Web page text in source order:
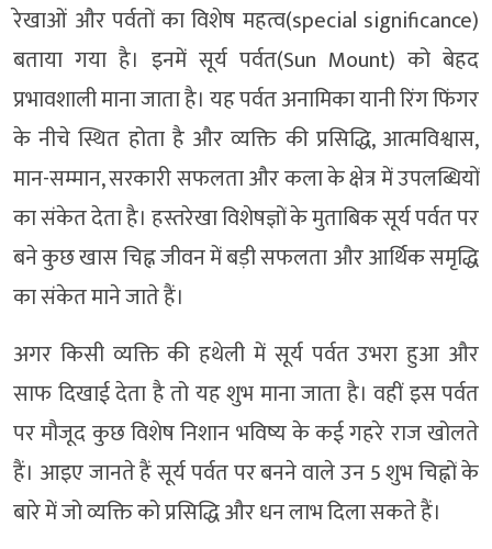
रेखाओं और पर्वतों का विशेष महत्व(special significance)
बताया गया है। इनमें सूर्य पर्वत(Sun Mount) को बेहद
प्रभावशाली माना जाता है। यह पर्वत अनामिका यानी रिंग फिंगर
के नीचे स्थित होता है और व्यक्ति की प्रसिद्धि, आत्मविश्वास,
मान-सम्मान, सरकारी सफलता और कला के क्षेत्र में उपलब्धियों
का संकेत देता है। हस्तरेखा विशेषज्ञों के मुताबिक सूर्य पर्वत पर
बने कुछ खास चिह्न जीवन में बड़ी सफलता और आर्थिक समृद्धि
का संकेत माने जाते हैं।
अगर किसी व्यक्ति की हथेली में सूर्य पर्वत उभरा हुआ और
साफ दिखाई देता है तो यह शुभ माना जाता है। वहीं इस पर्वत
पर मौजूद कुछ विशेष निशान भविष्य के कई गहरे राज खोलते
हैं। आइए जानते हैं सूर्य पर्वत पर बनने वाले उन 5 शुभ चिह्नों के
बारे में जो व्यक्ति को प्रसिद्धि और धन लाभ दिला सकते हैं।